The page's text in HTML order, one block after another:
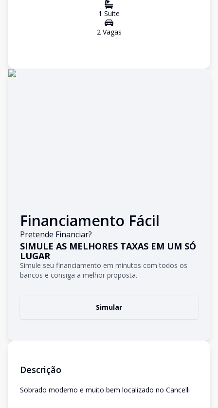
1 Suíte
2Vagas
Financiamento Fácil
Pretende Financiar?
SIMULE AS MELHORES TAXAS EM UM SÓ
LUGAR
Simule seu financiamento em minutos com todos os
bancos e consiga a melhor proposta.
Simular
Descrição
Sobrado moderno e muito bem localizado no Cancelli